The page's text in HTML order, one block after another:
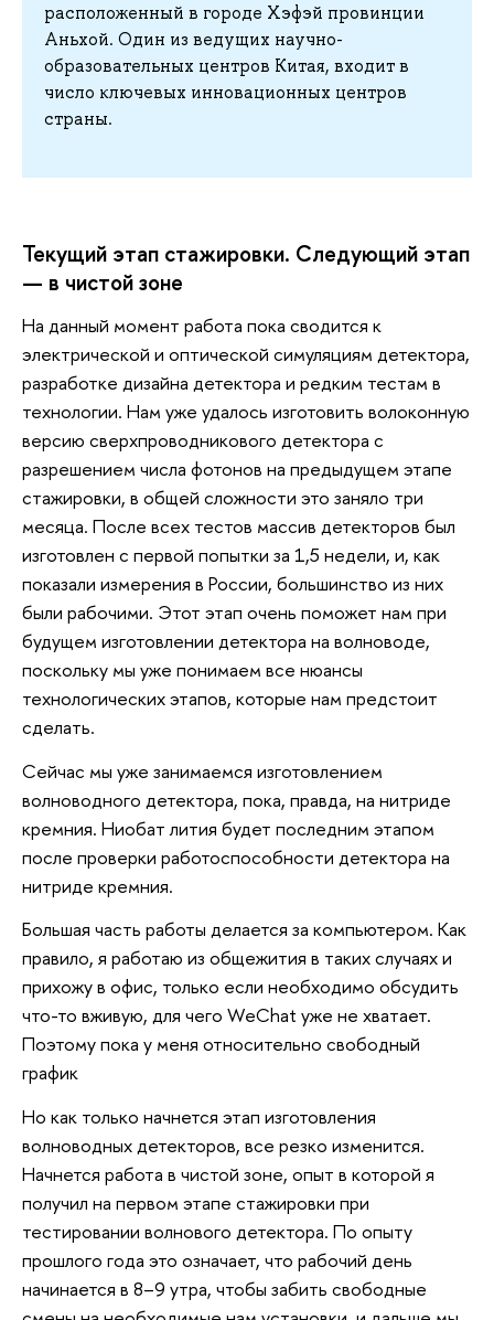
расположенный в городе Хэфэй провинции
Аньхой. Один из ведущих научно-
образовательных центров Китая, входит в
число ключевых инновационных центров
страны.
Текущий этап стажировки. Следующий этап
— в чистой зоне
На данный момент работа пока сводится к
электрической и оптической симуляциям детектора,
разработке дизайна детектора и редким тестам в
технологии. Нам уже удалось изготовить волоконную
версию сверхпроводникового детектора с
разрешением числа фотонов на предыдущем этапе
стажировки, в общей сложности это заняло три
месяца. После всех тестов массив детекторов был
изготовлен с первой попытки за 1,5 недели, и, как
показали измерения в России, большинство из них
были рабочими. Этот этап очень поможет нам при
будущем изготовлении детектора на волноводе,
поскольку мы уже понимаем все нюансы
технологических этапов, которые нам предстоит
сделать.
Сейчас мы уже занимаемся изготовлением
волноводного детектора, пока, правда, на нитриде
кремния. Ниобат лития будет последним этапом
после проверки работоспособности детектора на
нитриде кремния.
Большая часть работы делается за компьютером. Как
правило, я работаю из общежития в таких случаях и
прихожу в офис, только если необходимо обсудить
что-то вживую, для чего WeChat уже не хватает.
Поэтому пока у меня относительно свободный
график
Но как только начнется этап изготовления
волноводных детекторов, все резко изменится.
Начнется работа в чистой зоне, опыт в которой я
получил на первом этапе стажировки при
тестировании волнового детектора. По опыту
прошлого года это означает, что рабочий день
начинается в 8–9 утра, чтобы забить свободные